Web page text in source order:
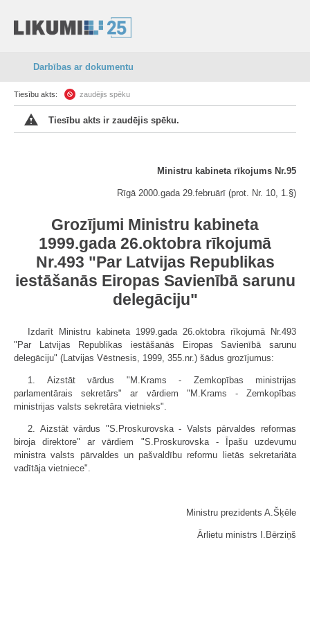
Darbības ar dokumentu
Tiesību akts: zaudējis spēku
Tiesību akts ir zaudējis spēku.
Ministru kabineta rīkojums Nr.95
Rīgā 2000.gada 29.februārī (prot. Nr. 10, 1.§)
Grozījumi Ministru kabineta
1999.gada 26.oktobra rīkojumā
Nr.493 "Par Latvijas Republikas
iestāšanās Eiropas Savienībā sarunu
delegāciju"
Izdarīt Ministru kabineta 1999.gada 26.oktobra rīkojumā Nr.493
"Par Latvijas Republikas iestāšanās Eiropas Savienībā sarunu
delegāciju" (Latvijas Vēstnesis, 1999, 355.nr.) šādus grozījumus:
1. Aizstāt vārdus "M.Krams - Zemkopības ministrijas
parlamentārais sekretārs" ar vārdiem "M.Krams - Zemkopības
ministrijas valsts sekretāra vietnieks".
2. Aizstāt vārdus "S.Proskurovska - Valsts pārvaldes reformas
biroja direktore" ar vārdiem "S.Proskurovska - Īpašu uzdevumu
ministra valsts pārvaldes un pašvaldību reformu lietās sekretariāta
vadītāja vietniece".
Ministru prezidents A.Šķēle
Ārlietu ministrs I.Bērziņš